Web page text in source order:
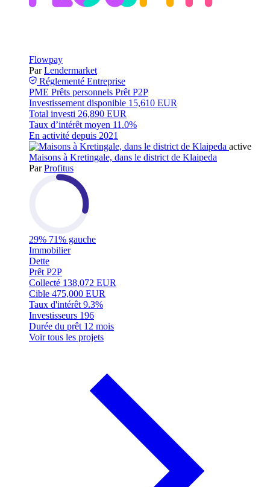
Flowpay
ParLendermarket
Réglementé Entreprise
PME Prêts personnels Prêt P2P
Investissement disponible 15,610 EUR
Total investi 26,890 EUR
Taux d’intérêt moyen 11.0%
En activité depuis 2021
active
Maisons à Kretingale, dans le district de Klaipeda
ParProfitus
29% 71% gauche
Immobilier
Dette
Prêt P2P
Collecté 138,072 EUR
Cible 475,000 EUR
Taux d'intérêt 9.3%
Investisseurs 196
Durée du prêt 12 mois
Voir tous les projets